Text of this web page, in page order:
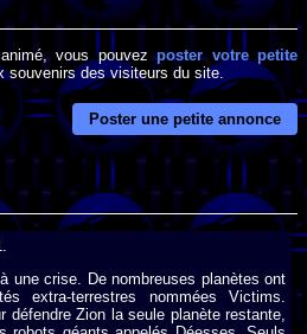
vous pouvezposter votre petite
souvenirs des visiteurs du site.
Poster une petite annonce
une crise. De nombreuses planètes ont
extra-terrestres nommées Victims.
défendre Zion la seule planète restante,